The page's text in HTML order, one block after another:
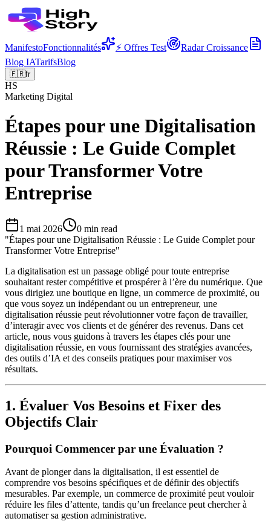
ManifestoFonctionnalités ⚡ Offres Test
Radar Croissance
Blog IATarifsBlog
🇫🇷fr
HS
Marketing Digital
Étapes pour une Digitalisation
Réussie : Le Guide Complet
pour Transformer Votre
Entreprise
1 mai 2026 0 min read
"Étapes pour une Digitalisation Réussie : Le Guide Complet pour
Transformer Votre Entreprise"
La digitalisation est un passage obligé pour toute entreprise
souhaitant rester compétitive et prospérer à l’ère du numérique. Que
vous dirigiez une boutique en ligne, un commerce de proximité, ou
que vous soyez un indépendant ou un entrepreneur, une
digitalisation réussie peut révolutionner votre façon de travailler,
d’interagir avec vos clients et de générer des revenus. Dans cet
article, nous vous guidons à travers les étapes clés pour une
digitalisation réussie, en vous fournissant des stratégies avancées,
des outils d’IA et des conseils pratiques pour maximiser vos
résultats.
1. Évaluer Vos Besoins et Fixer des
Objectifs Clair
Pourquoi Commencer par une Évaluation ?
Avant de plonger dans la digitalisation, il est essentiel de
comprendre vos besoins spécifiques et de définir des objectifs
mesurables. Par exemple, un commerce de proximité peut vouloir
réduire les files d’attente, tandis qu’un freelance peut chercher à
automatiser sa gestion administrative.